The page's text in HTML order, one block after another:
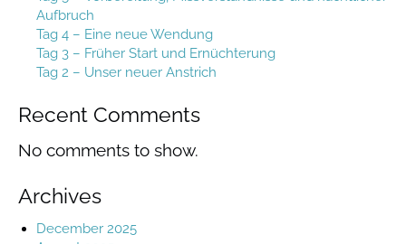
Aufbruch
Tag 4 – Eine neue Wendung
Tag 3 – Früher Start und Ernüchterung
Tag 2 – Unser neuer Anstrich
Recent Comments
No comments to show.
Archives
December 2025